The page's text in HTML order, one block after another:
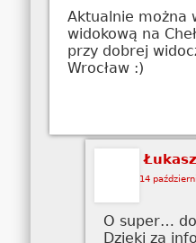
Aktualnie można
widokową na
przy dobrej
Wrocław :)
14
O super…
Dzieki za